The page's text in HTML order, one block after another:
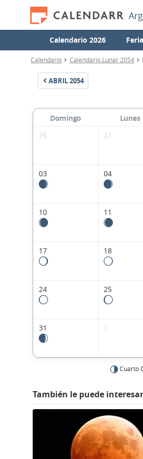
Calendario 2026
Calendario Calendario Lunar 2054
ABRIL2054
Domingo Lunes
26
27
03 04
10 11
17 18
24 25
31 1
Cuarto
También le puede interesar